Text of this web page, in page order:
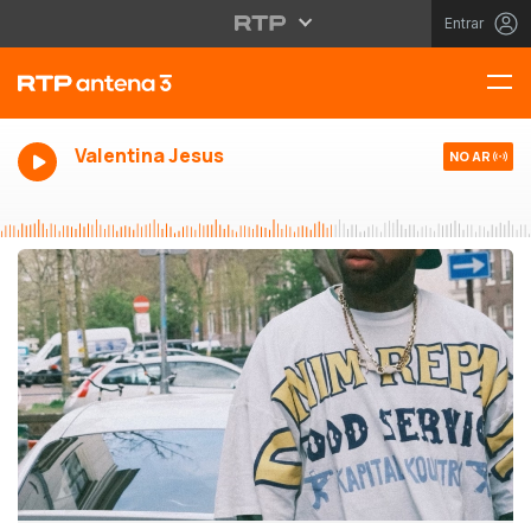
Entrar
Valentina Jesus NO AR